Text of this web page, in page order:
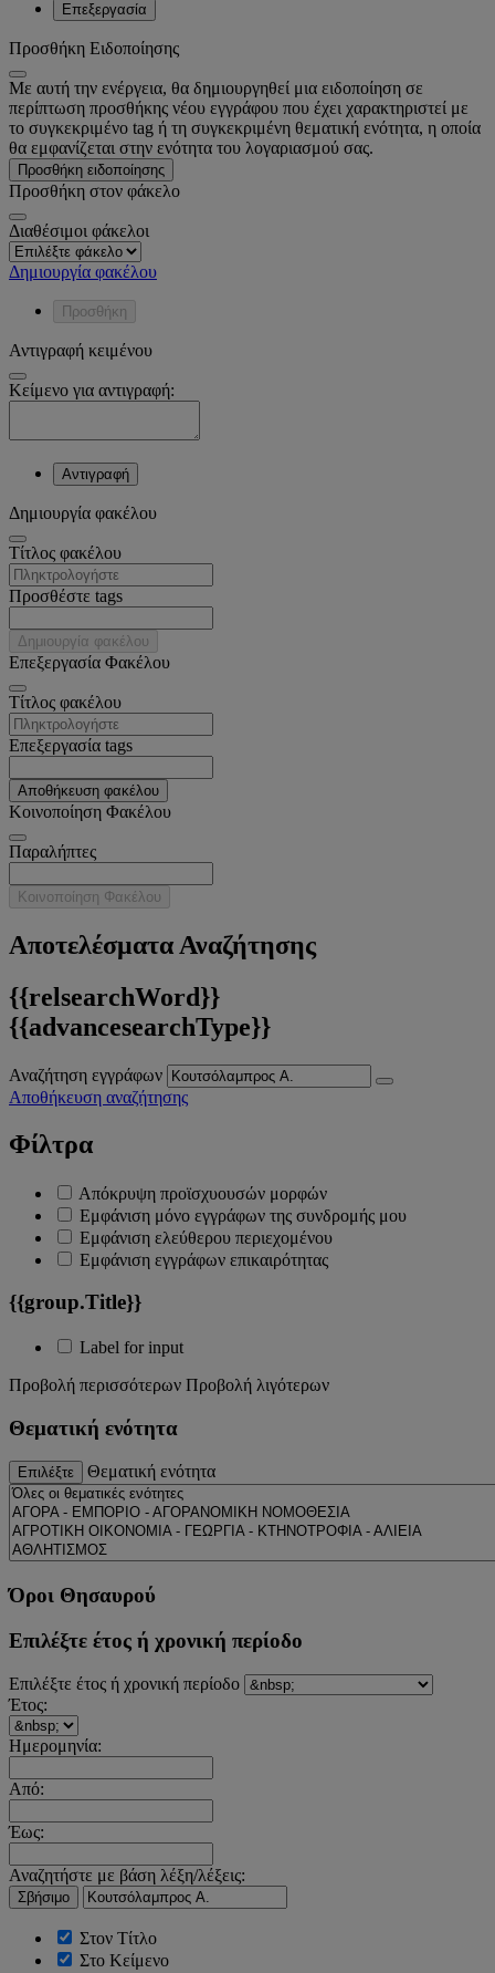
Επεξεργασία
Προσθήκη Ειδοποίησης
Με αυτή την ενέργεια, θα δημιουργηθεί μια ειδοποίηση σε
περίπτωση προσθήκης νέου εγγράφου που έχει χαρακτηριστεί με
το συγκεκριμένο tag ή τη συγκεκριμένη θεματική ενότητα, η οποία
θα εμφανίζεται στην ενότητα του λογαριασμού σας.
Προσθήκη ειδοποίησης
Προσθήκη στον φάκελο
Διαθέσιμοι φάκελοι
Δημιουργία φακέλου
Προσθήκη
Αντιγραφή κειμένου
Κείμενο για αντιγραφή:
Αντιγραφή
Δημιουργία φακέλου
Tίτλος φακέλου
Προσθέστε tags
Δημιουργία φακέλου
Επεξεργασία Φακέλου
Tίτλος φακέλου
Επεξεργασία tags
Αποθήκευση φακέλου
Κοινοποίηση Φακέλου
Παραλήπτες
Κοινοποίηση Φακέλου
Αποτελέσματα Αναζήτησης
{{relsearchWord}}
{{advancesearchType}}
Αναζήτηση εγγράφων
Αποθήκευση αναζήτησης
Φίλτρα
Απόκρυψη προϊσχυουσών μορφών
Εμφάνιση μόνο εγγράφων της συνδρομής μου
Εμφάνιση ελεύθερου περιεχομένου
Εμφάνιση εγγράφων επικαιρότητας
{{group.Title}}
Label for input
Προβολή περισσότερων Προβολή λιγότερων
Θεματική ενότητα
Επιλέξτε Θεματική ενότητα
Όροι Θησαυρού
Επιλέξτε έτος ή χρονική περίοδο
Επιλέξτε έτος ή χρονική περίοδο
Έτος:
Ημερομηνία:
Από:
Έως:
Αναζητήστε με βάση λέξη/λέξεις:
Σβήσιμο
Στον Τίτλο
Στο Κείμενο